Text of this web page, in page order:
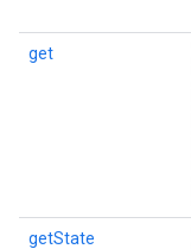
get
getState